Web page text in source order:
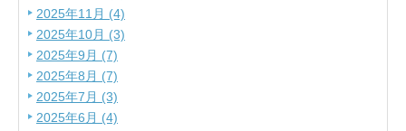
2025年11月 (4)
2025年10月 (3)
2025年9月 (7)
2025年8月 (7)
2025年7月 (3)
2025年6月 (4)